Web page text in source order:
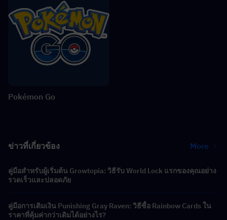
Pokémon Go
ข่าวที่เกี่ยวข้อง More
คู่มือสำหรับผู้เริ่มต้น Growtopia: วิธีรับ World Lock แรกของคุณอย่าง
รวดเร็วและปลอดภัย
คู่มือการเติมเงิน Punishing Gray Raven: วิธีซื้อ Rainbow Cards ใน
ราคาที่คุ้มค่ากว่าเดิมได้อย่างไร?